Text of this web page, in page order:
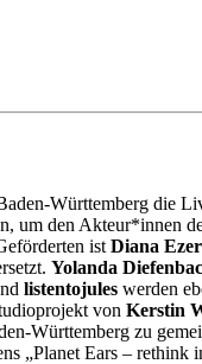
Württemberg die
um den Akteur*innen
ist Diana
Yolanda
listentojules werden
von Kerstin
Württemberg zu
„Planet Ears –